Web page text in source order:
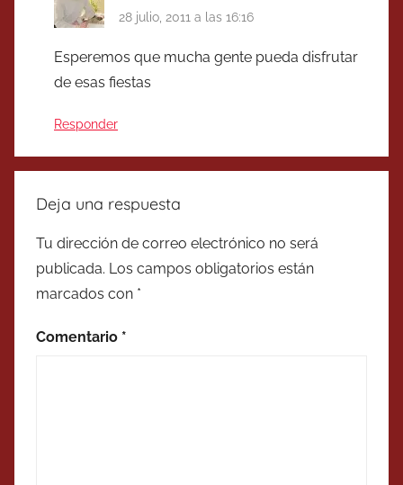
28 julio, 2011 a las 16:16
Esperemos que mucha gente pueda disfrutar
de esas fiestas
Responder
Deja una respuesta
Tu dirección de correo electrónico no será
publicada. Los campos obligatorios están
marcados con *
Comentario *